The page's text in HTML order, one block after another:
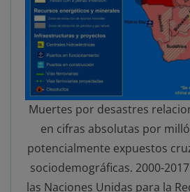
Muertes por desastres
en cifras absolutas por
potencialmente expuestos
sociodemográficas. 2000-
las Naciones Unidas para la